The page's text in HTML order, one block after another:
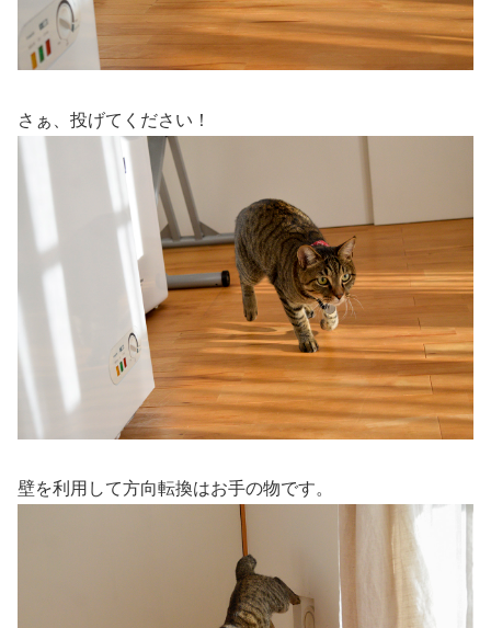
さぁ、投げてください！
壁を利用して方向転換はお手の物です。